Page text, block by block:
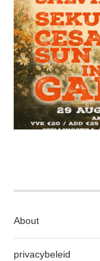
About
privacybeleid